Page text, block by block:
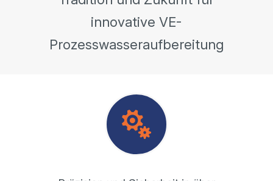
innovative VE-
Prozesswasseraufbereitung
